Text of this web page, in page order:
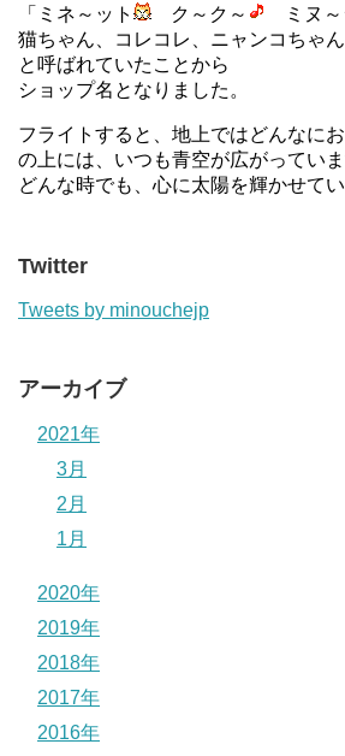
「ミネ～ット
ク～ク～ ミヌ～
猫ちゃん、コレコレ、ニャンコちゃん
と呼ばれていたことから
ショップ名となりました。
フライトすると、地上ではどんなに
の上には、いつも青空が広がっていま
どんな時でも、心に太陽を輝かせてい
Twitter
Tweets by minouchejp
アーカイブ
2021年
3月
2月
1月
2020年
2019年
2018年
2017年
2016年